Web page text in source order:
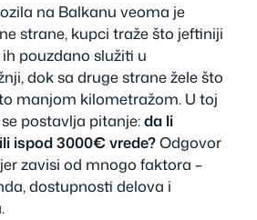
na Balkanu veoma je
strane, kupci traže što jeftiniji
pouzdano služiti u
dok sa druge strane žele što
manjom kilometražom. U toj
postavlja pitanje:da li
ispod 3000€ vrede?Odgovor
zavisi od mnogo faktora –
dostupnosti delova i